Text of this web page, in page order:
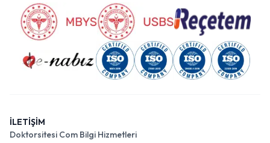
İLETİŞİM
Doktorsitesi Com Bilgi Hizmetleri